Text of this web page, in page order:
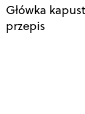
Główka
przepis